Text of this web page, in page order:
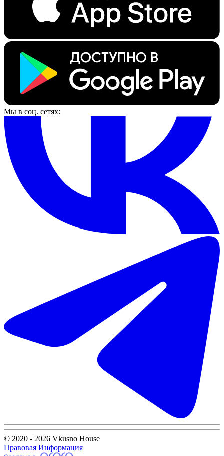
Мы в соц. сетях:
© 2020 - 2026 Vkusno House
Правовая Информация